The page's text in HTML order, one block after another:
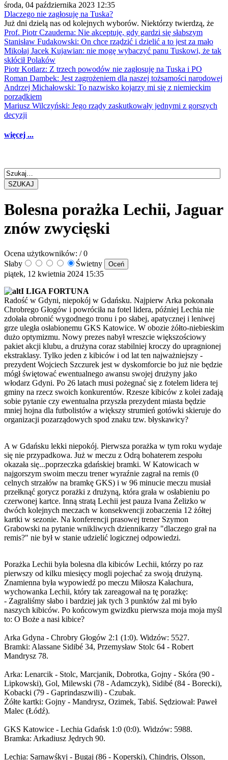
środa, 04 października 2023 12:35
Dlaczego nie zagłosuję na Tuska?
Już dni dzielą nas od kolejnych wyborów. Niektórzy twierdzą, że
Prof. Piotr Czauderna: Nie akceptuję, gdy gardzi się słabszym
Stanisław Fudakowski: On chce rządzić i dzielić a to jest za mało
Mikołaj Jacek Kujawian: nie mogę wybaczyć panu Tuskowi, że tak
skłócił Polaków
Piotr Kotlarz: Z trzech powodów nie zagłosuję na Tuska i PO
Roman Dambek: Jest zagrożeniem dla naszej tożsamości narodowej
Andrzej Michałowski: To nazwisko kojarzy mi się z niemieckim
porządkiem
Mariusz Wilczyński: Jego rządy zaskutkowały jednymi z gorszych
decyzji
więcej ...
SZUKAJ
Bolesna porażka Lechii, Jaguar
znów zwycięski
Ocena użytkowników: / 0
Słaby
Świetny
piątek, 12 kwietnia 2024 15:35
I LIGA FORTUNA
Radość w Gdyni, niepokój w Gdańsku. Najpierw Arka pokonała
Chrobrego Głogów i powróciła na fotel lidera, później Lechia nie
zdołała obronić wygodnego tronu i po słabej, apatycznej i leniwej
grze uległa osłabionemu GKS Katowice. W obozie żółto-niebieskim
dużo optymizmu. Nowy prezes nabył wreszcie większościowy
pakiet akcji klubu, a drużyna coraz stabilniej kroczy do upragnionej
ekstraklasy. Tylko jeden z kibiców i od lat ten najważniejszy -
prezydent Wojciech Szczurek jest w dyskomforcie bo już nie będzie
mógł świętować ewentualnego awansu swojej drużyny jako
włodarz Gdyni. Po 26 latach musi pożegnać się z fotelem lidera tej
gminy na rzecz swoich konkurentów. Rzesze kibiców z kolei zadają
sobie pytanie czy ewentualna przyszła prezydent miasta będzie
mniej hojna dla futbolistów a większy strumień gotówki skieruje do
organizacji pozarządowych spod znaku tzw. błyskawicy?
A w Gdańsku lekki niepokój. Pierwsza porażka w tym roku wydaje
się nie przypadkowa. Już w meczu z Odrą bohaterem zespołu
okazała się...poprzeczka gdańskiej bramki. W Katowicach w
najgorszym swoim meczu trener wyraźnie zagrał na remis (0
celnych strzałów na bramkę GKS) i w 96 minucie meczu musiał
przełknąć gorycz porażki z drużyną, która grała w osłabieniu po
czerwonej kartce. Inną stratą Lechii jest pauza Ivana Żelizko w
dwóch kolejnych meczach w konsekwencji zobaczenia 12 żółtej
kartki w sezonie. Na konferencji prasowej trener Szymon
Grabowski na pytanie wnikliwych dziennikarzy "dlaczego grał na
remis?" nie był w stanie udzielić logicznej odpowiedzi.
Porażka Lechii była bolesna dla kibiców Lechii, którzy po raz
pierwszy od kilku miesięcy mogli pojechać za swoją drużyną.
Znamienna była wypowiedź po meczu Miłosza Kałachura,
wychowanka Lechii, który tak zareagował na tę porażkę:
- Zagraliśmy słabo i bardziej jak tych 3 punktów żal mi było
naszych kibiców. Po końcowym gwizdku pierwsza moja moja myśl
to: O Boże a nasi kibice?
Arka Gdyna - Chrobry Głogów 2:1 (1:0). Widzów: 5527.
Bramki: Alassane Sidibé 34, Przemysław Stolc 64 - Robert
Mandrysz 78.
Arka: Lenarcik - Stolc, Marcjanik, Dobrotka, Gojny - Skóra (90 -
Lipkowski), Gol, Milewski (78 - Adamczyk), Sidibé (84 - Borecki),
Kobacki (79 - Gaprindaszwili) - Czubak.
Żółte kartki: Gojny - Mandrysz, Ozimek, Tabiś. Sędziował: Paweł
Malec (Łódź).
GKS Katowice - Lechia Gdańsk 1:0 (0:0). Widzów: 5988.
Bramka: Arkadiusz Jędrych 90.
Lechia: Sarnawśkyj - Bugaj (86 - Koperski), Chindriș, Olsson,